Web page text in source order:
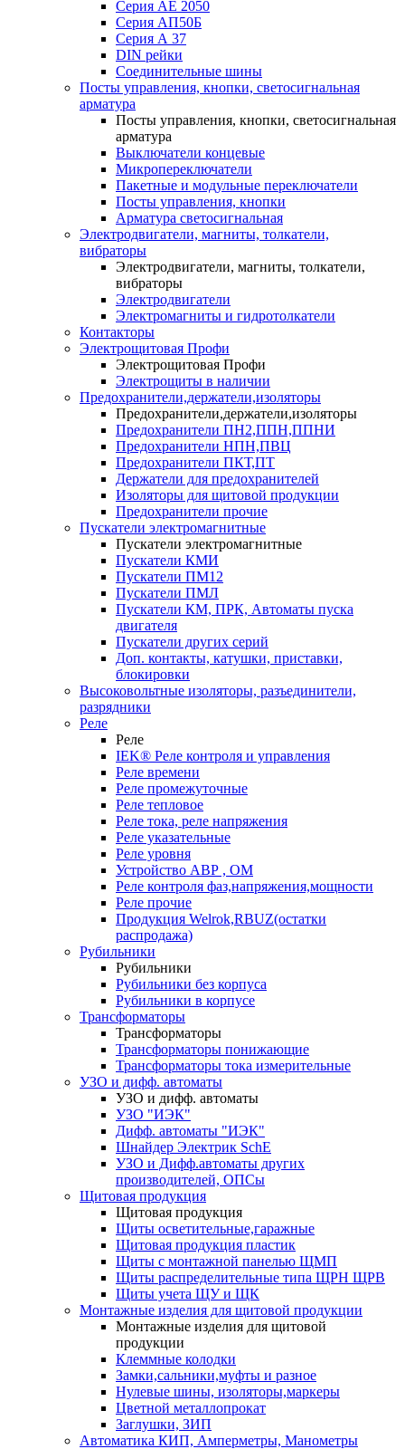
Серия АЕ 2050
Серия АП50Б
Серия А 37
DIN рейки
Соединительные шины
Посты управления, кнопки, светосигнальная
арматура
Посты управления, кнопки, светосигнальная
арматура
Выключатели концевые
Микропереключатели
Пакетные и модульные переключатели
Посты управления, кнопки
Арматура светосигнальная
Электродвигатели, магниты, толкатели,
вибраторы
Электродвигатели, магниты, толкатели,
вибраторы
Электродвигатели
Электромагниты и гидротолкатели
Контакторы
Электрощитовая Профи
Электрощитовая Профи
Электрощиты в наличии
Предохранители,держатели,изоляторы
Предохранители,держатели,изоляторы
Предохранители ПН2,ППН,ППНИ
Предохранители НПН,ПВЦ
Предохранители ПКТ,ПТ
Держатели для предохранителей
Изоляторы для щитовой продукции
Предохранители прочие
Пускатели электромагнитные
Пускатели электромагнитные
Пускатели КМИ
Пускатели ПМ12
Пускатели ПМЛ
Пускатели КМ, ПРК, Автоматы пуска
двигателя
Пускатели других серий
Доп. контакты, катушки, приставки,
блокировки
Высоковольтные изоляторы, разъединители,
разрядники
Реле
Реле
IEK® Реле контроля и управления
Реле времени
Реле промежуточные
Реле тепловое
Реле тока, реле напряжения
Реле указательные
Реле уровня
Устройство АВР , ОМ
Реле контроля фаз,напряжения,мощности
Реле прочие
Продукция Welrok,RBUZ(остатки
распродажа)
Рубильники
Рубильники
Рубильники без корпуса
Рубильники в корпусе
Трансформаторы
Трансформаторы
Трансформаторы понижающие
Трансформаторы тока измерительные
УЗО и дифф. автоматы
УЗО и дифф. автоматы
УЗО "ИЭК"
Дифф. автоматы "ИЭК"
Шнайдер Электрик SchE
УЗО и Дифф.автоматы других
производителей, ОПСы
Щитовая продукция
Щитовая продукция
Щиты осветительные,гаражные
Щитовая продукция пластик
Щиты с монтажной панелью ЩМП
Щиты распределительные типа ЩРН ЩРВ
Щиты учета ЩУ и ЩК
Монтажные изделия для щитовой продукции
Монтажные изделия для щитовой
продукции
Клеммные колодки
Замки,сальники,муфты и разное
Нулевые шины, изоляторы,маркеры
Цветной металлопрокат
Заглушки, ЗИП
Автоматика КИП, Амперметры, Манометры